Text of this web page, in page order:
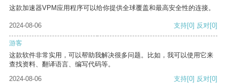
这款加速器VPM应用程序可以给你提供全球覆盖和最高安全性的连接。
2024-08-06 支持[0] 反对[0]
游客
这款软件非常实用，可以帮助我解决很多问题。比如，我可以使用它来
查找资料、翻译语言、编写代码等。
2024-08-06
支持[0] 反对[0]